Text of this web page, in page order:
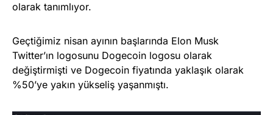
olarak tanımlıyor.
Geçtiğimiz nisan ayının başlarında Elon Musk
Twitter’ın logosunu Dogecoin logosu olarak
değiştirmişti ve Dogecoin fiyatında yaklaşık olarak
%50’ye yakın yükseliş yaşanmıştı.